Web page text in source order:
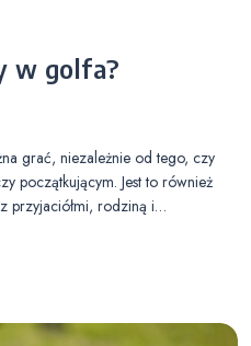
w golfa?
grać, niezależnie od tego, czy
początkującym. Jest to również
przyjaciółmi, rodziną i…